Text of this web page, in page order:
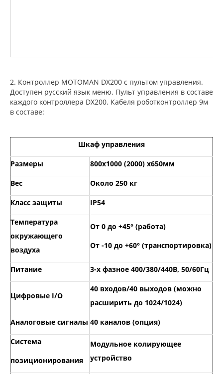
2. Контроллер MOTOMAN DX200 с пультом управления.
Доступен русский язык меню. Пульт управления в составе
каждого контроллера DX200. Кабеля роботконтроллер 9м
в составе:
Шкаф управления
Размеры 800х1000 (2000) х650мм
Вес Около 250 кг
Класс защиты IP54
Температура
окружающего
воздуха
От 0 до +45° (работа)
От -10 до +60° (транспортировка)
Питание 3-х фазное 400/380/440В, 50/60Гц
Цифровые I/O
40 входов/40 выходов (можно
расширить до 1024/1024)
Аналоговые сигналы 40 каналов (опция)
Система
позиционирования
Модульное колирующее
устройство